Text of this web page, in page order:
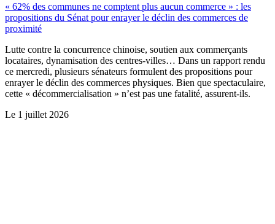
« 62% des communes ne comptent plus aucun commerce » : les
propositions du Sénat pour enrayer le déclin des commerces de
proximité
Lutte contre la concurrence chinoise, soutien aux commerçants
locataires, dynamisation des centres-villes… Dans un rapport rendu
ce mercredi, plusieurs sénateurs formulent des propositions pour
enrayer le déclin des commerces physiques. Bien que spectaculaire,
cette « décommercialisation » n’est pas une fatalité, assurent-ils.
Le 1 juillet 2026